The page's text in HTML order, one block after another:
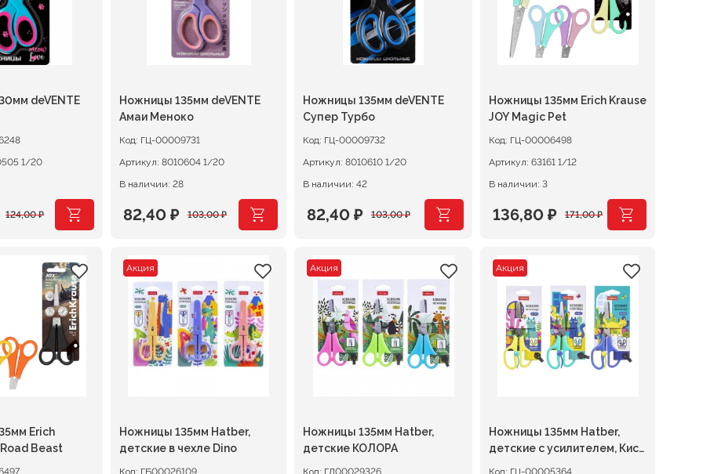
deVENTE
8010505 1/20
124,00₽
Ножницы 135мм deVENTE
Амаи Меноко
Код: ГЦ-00009731
Артикул:
8010604 1/20
В наличии: 28
103,00₽
Первоначальная
составляла
103,00 ₽.
82,40 ₽
Текущая
82,40 ₽.
Ножницы 135мм deVENTE
Супер Турбо
Код: ГЦ-00009732
Артикул:
8010610 1/20
В наличии: 42
103,00₽
Первоначальная
составляла
103,00 ₽.
82,40 ₽
Текущая
82,40 ₽.
Ножницы 135мм Erich Krause
JOY Magic Pet
Код: ГЦ-00006498
Артикул:
63161 1/12
В наличии: 3
171,00₽
Первоначальная
составляла
171,00 ₽.
136,80 ₽
Текущая
136,80 ₽.
Erich
Road Beast
Акция
Ножницы 135мм Hatber,
детские в чехле Dino
Код: ГБ00026109
Акция
Ножницы 135мм Hatber,
детские КОЛОРА
Код: ГЛ00029326
Акция
Ножницы 135мм Hatber,
детские с усилителем, Кис-
Код: ГЦ-00005364